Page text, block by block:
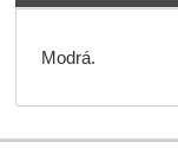
Modrá.